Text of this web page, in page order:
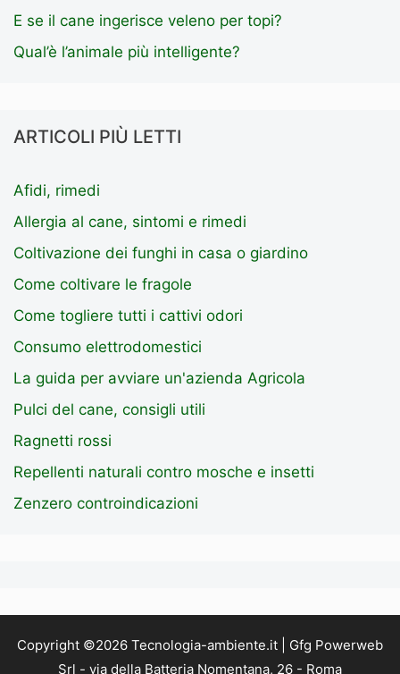
E se il cane ingerisce veleno per topi?
Qual’è l’animale più intelligente?
ARTICOLI PIÙ LETTI
Afidi, rimedi
Allergia al cane, sintomi e rimedi
Coltivazione dei funghi in casa o giardino
Come coltivare le fragole
Come togliere tutti i cattivi odori
Consumo elettrodomestici
La guida per avviare un'azienda Agricola
Pulci del cane, consigli utili
Ragnetti rossi
Repellenti naturali contro mosche e insetti
Zenzero controindicazioni
Copyright ©2026 Tecnologia-ambiente.it | Gfg Powerweb
Srl - via della Batteria Nomentana, 26 - Roma